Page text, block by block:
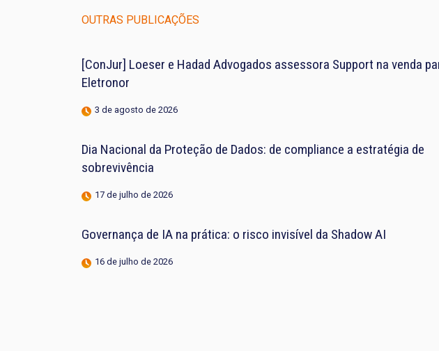
OUTRAS PUBLICAÇÕES
[ConJur] Loeser e Hadad Advogados assessora Support na venda
Eletronor
3 de agosto de 2026
Dia Nacional da Proteção de Dados: de compliance a estratégia de
sobrevivência
17 de julho de 2026
Governança de IA na prática: o risco invisível da Shadow AI
16 de julho de 2026